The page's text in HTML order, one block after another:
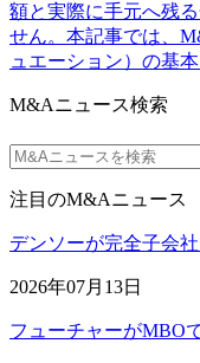
額と実際に手元へ残
せん。本記事では、
ュエーション）の基
M&Aニュース検索
注目のM&Aニュース
デンソーが完全子会
2026年07月13日
フューチャーがMBO